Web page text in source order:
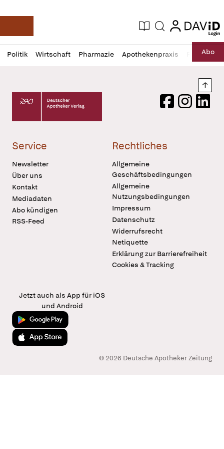
Deutsche Apotheker Zeitung
Aktuelle Ausgabe
Suche login
login
Politik Wirtschaft Pharmazie Apothekenpraxis RechtAbo
Profil
öffnen
Daz
Pur
Deutscher Apotheker Verlag Logo
FacebookInstagram
Service
Newsletter
Über uns
Kontakt
Mediadaten
Abo kündigen
RSS-Feed
Rechtliches
Allgemeine
Geschäftsbedingungen
Allgemeine
Nutzungsbedingungen
Impressum
Datenschutz
Widerrufsrecht
Netiquette
Erklärung zur Barrierefreiheit
Cookies & Tracking
Jetzt auch als App für iOS
und Android
Jetzt bei Google Play
Laden im App Store
© 2026 Deutsche Apotheker Zeitung